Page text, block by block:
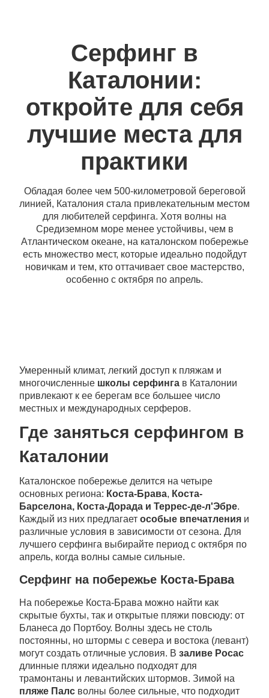
Серфинг в
Каталонии:
откройте для себя
лучшие места для
практики
Обладая более чем 500-километровой береговой
линией, Каталония стала привлекательным местом
для любителей серфинга. Хотя волны на
Средиземном море менее устойчивы, чем в
Атлантическом океане, на каталонском побережье
есть множество мест, которые идеально подойдут
новичкам и тем, кто оттачивает свое мастерство,
особенно с октября по апрель.
Умеренный климат, легкий доступ к пляжам и
многочисленные школы серфинга в Каталонии
привлекают к ее берегам все большее число
местных и международных серферов.
Где заняться серфингом в
Каталонии
Каталонское побережье делится на четыре
основных региона: Коста-Брава, Коста-
Барселона, Коста-Дорада и Террес-де-л'Эбре.
Каждый из них предлагает особые впечатления и
различные условия в зависимости от сезона. Для
лучшего серфинга выбирайте период с октября по
апрель, когда волны самые сильные.
Серфинг на побережье Коста-Брава
На побережье Коста-Брава можно найти как
скрытые бухты, так и открытые пляжи повсюду: от
Бланеса до Портбоу. Волны здесь не столь
постоянны, но штормы с севера и востока (левант)
могут создать отличные условия. В заливе Росас
длинные пляжи идеально подходят для
трамонтаны и левантийских штормов. Зимой на
пляже Палс волны более сильные, что подходит